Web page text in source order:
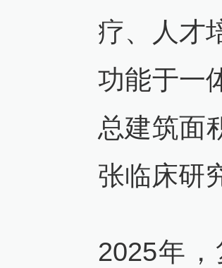
疗、人才
功能于一
总建筑面
张临床研
2025年